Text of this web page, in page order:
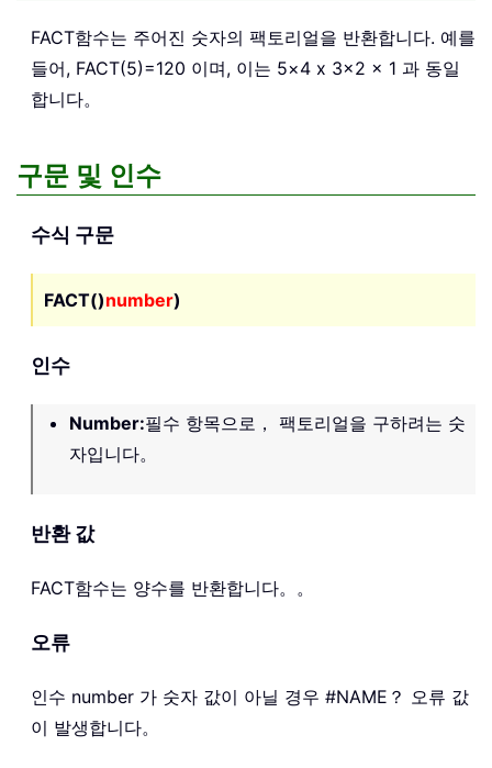
FACT함수는 주어진 숫자의 팩토리얼을 반환합니다. 예를
들어, FACT(5)=120 이며, 이는 5×4 x 3×2 x 1 과 동일
합니다。
구문 및 인수
수식 구문
FACT()number)
인수
Number:필수 항목으로， 팩토리얼을 구하려는 숫
자입니다。
반환 값
FACT함수는 양수를 반환합니다。。
오류
인수 number 가 숫자 값이 아닐 경우 #NAME？ 오류 값
이 발생합니다。